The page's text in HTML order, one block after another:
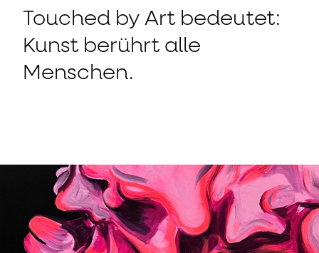
Touched by Art bedeutet:
Kunst berührt alle
Menschen.